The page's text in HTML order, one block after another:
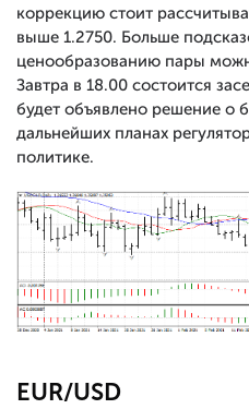
коррекцию стоит
выше 1.2750. Больше
ценообразованию пары
Завтра в 18.00 состоится
будет объявлено решение о
дальнейших планах
политике.
EUR/USD